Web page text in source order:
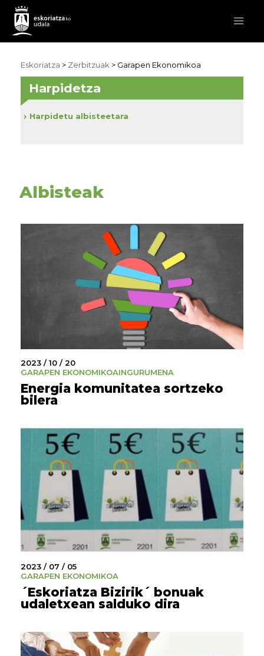
Eskoriatza > Zerbitzuak > Garapen Ekonomikoa
Albisteak
2023 / 10 / 20
GARAPEN EKONOMIKOAINGURUMENA
Energia komunitatea sortzeko
bilera
2023 / 07 / 05
GARAPEN EKONOMIKOA
´Eskoriatza Bizirik´ bonuak
udaletxean salduko dira
Harpidetza
Harpidetu albisteetara